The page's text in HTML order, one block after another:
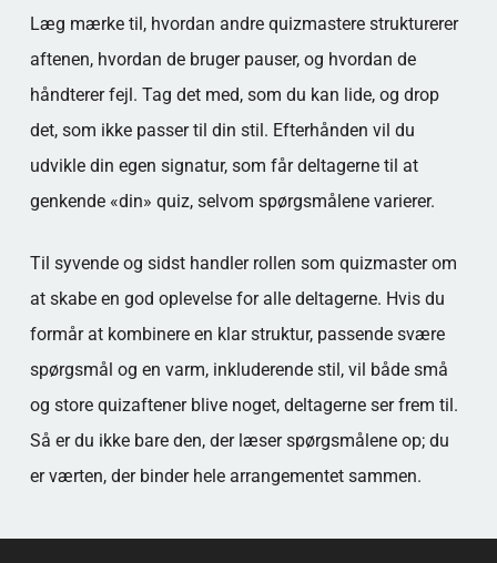
Læg mærke til, hvordan andre quizmastere strukturerer
aftenen, hvordan de bruger pauser, og hvordan de
håndterer fejl. Tag det med, som du kan lide, og drop
det, som ikke passer til din stil. Efterhånden vil du
udvikle din egen signatur, som får deltagerne til at
genkende «din» quiz, selvom spørgsmålene varierer.
Til syvende og sidst handler rollen som quizmaster om
at skabe en god oplevelse for alle deltagerne. Hvis du
formår at kombinere en klar struktur, passende svære
spørgsmål og en varm, inkluderende stil, vil både små
og store quizaftener blive noget, deltagerne ser frem til.
Så er du ikke bare den, der læser spørgsmålene op; du
er værten, der binder hele arrangementet sammen.